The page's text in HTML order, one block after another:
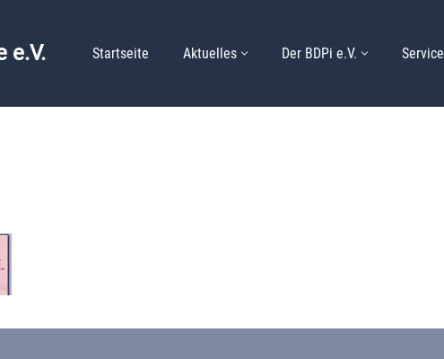
e.V. Startseite Aktuelles Der BDPi e.V. Service